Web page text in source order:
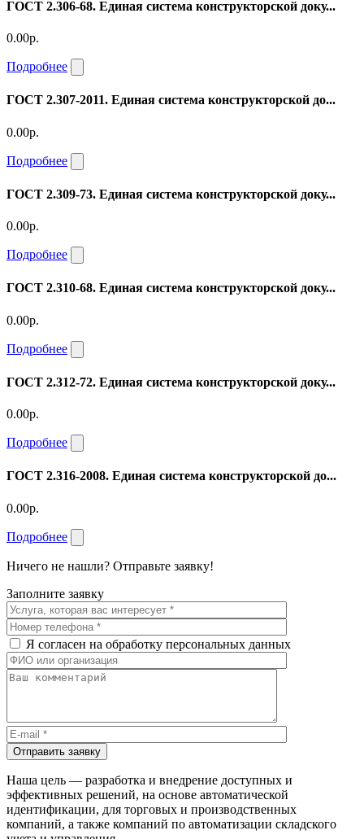
ГОСТ 2.306-68. Единая система конструкторской доку...
0.00р.
Подробнее
ГОСТ 2.307-2011. Единая система конструкторской до...
0.00р.
Подробнее
ГОСТ 2.309-73. Единая система конструкторской доку...
0.00р.
Подробнее
ГОСТ 2.310-68. Единая система конструкторской доку...
0.00р.
Подробнее
ГОСТ 2.312-72. Единая система конструкторской доку...
0.00р.
Подробнее
ГОСТ 2.316-2008. Единая система конструкторской до...
0.00р.
Подробнее
Ничего не нашли? Отправьте заявку!
Заполните заявку
Я согласен на обработку персональных данных
Отправить заявку
Наша цель — разработка и внедрение доступных и
эффективных решений, на основе автоматической
идентификации, для торговых и производственных
компаний, а также компаний по автоматизации складского